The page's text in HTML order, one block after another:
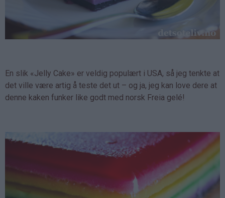
En slik «Jelly Cake» er veldig populært i USA, så jeg tenkte at
det ville være artig å teste det ut – og ja, jeg kan love dere at
denne kaken funker like godt med norsk Freia gelé!